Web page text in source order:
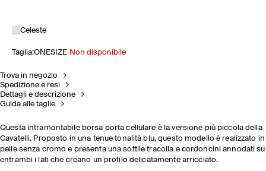
Celeste
Taglia:ONESIZE Non disponibile
Trova in negozio
Spedizione e resi
Dettagli e descrizione
Guida alle taglie
Questa intramontabile borsa porta cellulare è la versione più piccola della
Cavatelli. Proposto in una tenue tonalità blu, questo modello è realizzato in
pelle senza cromo e presenta una sottile tracolla e cordoncini annodati su
entrambi i lati che creano un profilo delicatamente arricciato.